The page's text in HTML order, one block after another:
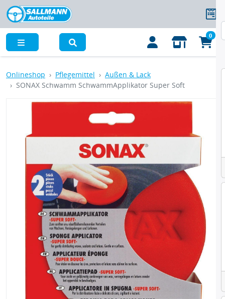
0
Onlineshop Pflegemittel
Außen & Lack
SONAX Schwamm SchwammApplikator Super Soft